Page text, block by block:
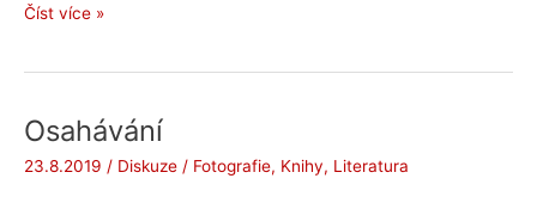
Dalibor
že
tady
jednou
Číst více »
Osahávání
23.8.2019 / Diskuze / Fotografie, Knihy, Literatura